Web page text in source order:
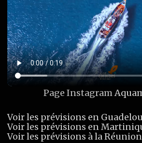
Page Instagram
Voir les prévisions en
Voir les prévisions en
Voir les prévisions à la Réunion